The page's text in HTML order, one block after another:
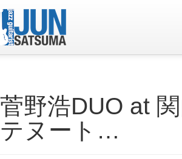
Live Schedule
Discography
菅野浩DUO at
テヌート…